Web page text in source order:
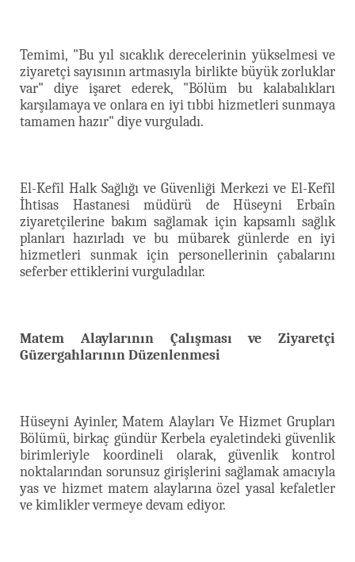
Temimi, "Bu yıl sıcaklık derecelerinin yükselmesi ve
ziyaretçi sayısının artmasıyla birlikte büyük zorluklar
var" diye işaret ederek, "Bölüm bu kalabalıkları
karşılamaya ve onlara en iyi tıbbi hizmetleri sunmaya
tamamen hazır" diye vurguladı.
El-Kefîl Halk Sağlığı ve Güvenliği Merkezi ve El-Kefîl
İhtisas Hastanesi müdürü de Hüseyni Erbaîn
ziyaretçilerine bakım sağlamak için kapsamlı sağlık
planları hazırladı ve bu mübarek günlerde en iyi
hizmetleri sunmak için personellerinin çabalarını
seferber ettiklerini vurguladılar.
Matem Alaylarının Çalışması ve Ziyaretçi
Güzergahlarının Düzenlenmesi
Hüseyni Ayinler, Matem Alayları Ve Hizmet Grupları
Bölümü, birkaç gündür Kerbela eyaletindeki güvenlik
birimleriyle koordineli olarak, güvenlik kontrol
noktalarından sorunsuz girişlerini sağlamak amacıyla
yas ve hizmet matem alaylarına özel yasal kefaletler
ve kimlikler vermeye devam ediyor.